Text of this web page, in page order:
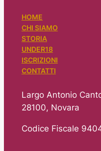
HOME
CHI SIAMO
STORIA
UNDER18
ISCRIZIONI
CONTATTI
Largo Antonio
28100, Novara
Codice Fiscale